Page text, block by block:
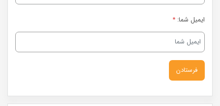
ایمیل شما: *